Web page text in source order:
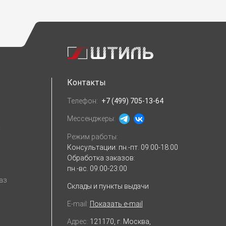
Контакты
Телефон: +7 (499) 705-13-64
Мессенджеры:
Режим работы:
Консультации: пн.-пт. 09:00-18:00
Обработка заказов:
пн.-вс. 09:00-23:00
Склады и пункты выдачи
E-mail: Показать e-mail
Адрес: 121170, г. Москва,